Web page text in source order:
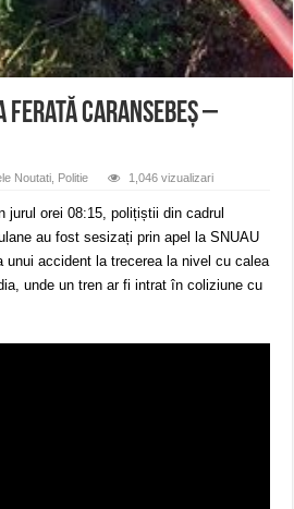
ferată Caransebeș –
Noutati Politie 1,046 vizualizari
jurul orei 08:15, polițiștii din cadrul
au fost sesizați prin apel la SNUAU
unui accident la trecerea la nivel cu calea
unde un tren ar fi intrat în coliziune cu